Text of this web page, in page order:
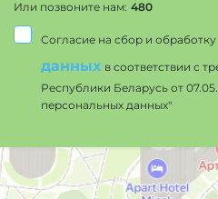
Или позвоните нам: 480
Согласие на сбор и обработку
данных в соответствии с
Республики Беларусь от
персональных данных"